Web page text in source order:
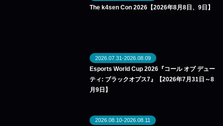
The k4sen Con 2026【2026年8月8日、9日】
2026.07.31-2026.08.09
Esports World Cup 2026『コール オブ デュー
ティ: ブラックオプス7』【2026年7月31日～8
月9日】
2026.08.10-2026.08.11